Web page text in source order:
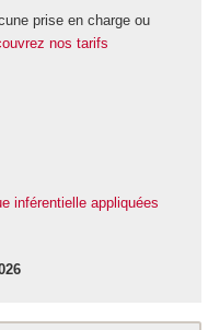
prise en charge ou
nos tarifs
inférentielle appliquées